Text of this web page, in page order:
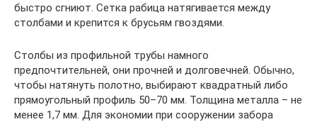
быстро сгниют. Сетка рабица натягивается между
столбами и крепится к брусьям гвоздями.
Столбы из профильной трубы намного
предпочтительней, они прочней и долговечней. Обычно,
чтобы натянуть полотно, выбирают квадратный либо
прямоугольный профиль 50–70 мм. Толщина металла – не
менее 1,7 мм. Для экономии при сооружении забора